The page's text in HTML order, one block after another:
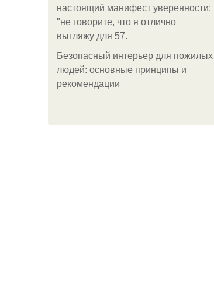
настоящий манифест уверенности:
"не говорите, что я отлично
выгляжу для 57.
Безопасный интерьер для пожилых
людей: основные принципы и
рекомендации